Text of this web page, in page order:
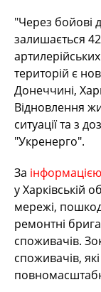
"Через бойові
залишається
територій є
Донеччині,
Відновлення
ситуації та з
"Укренерго".
За інформацією
у Харківській
мережі,
ремонтні
споживачів.
споживачів,